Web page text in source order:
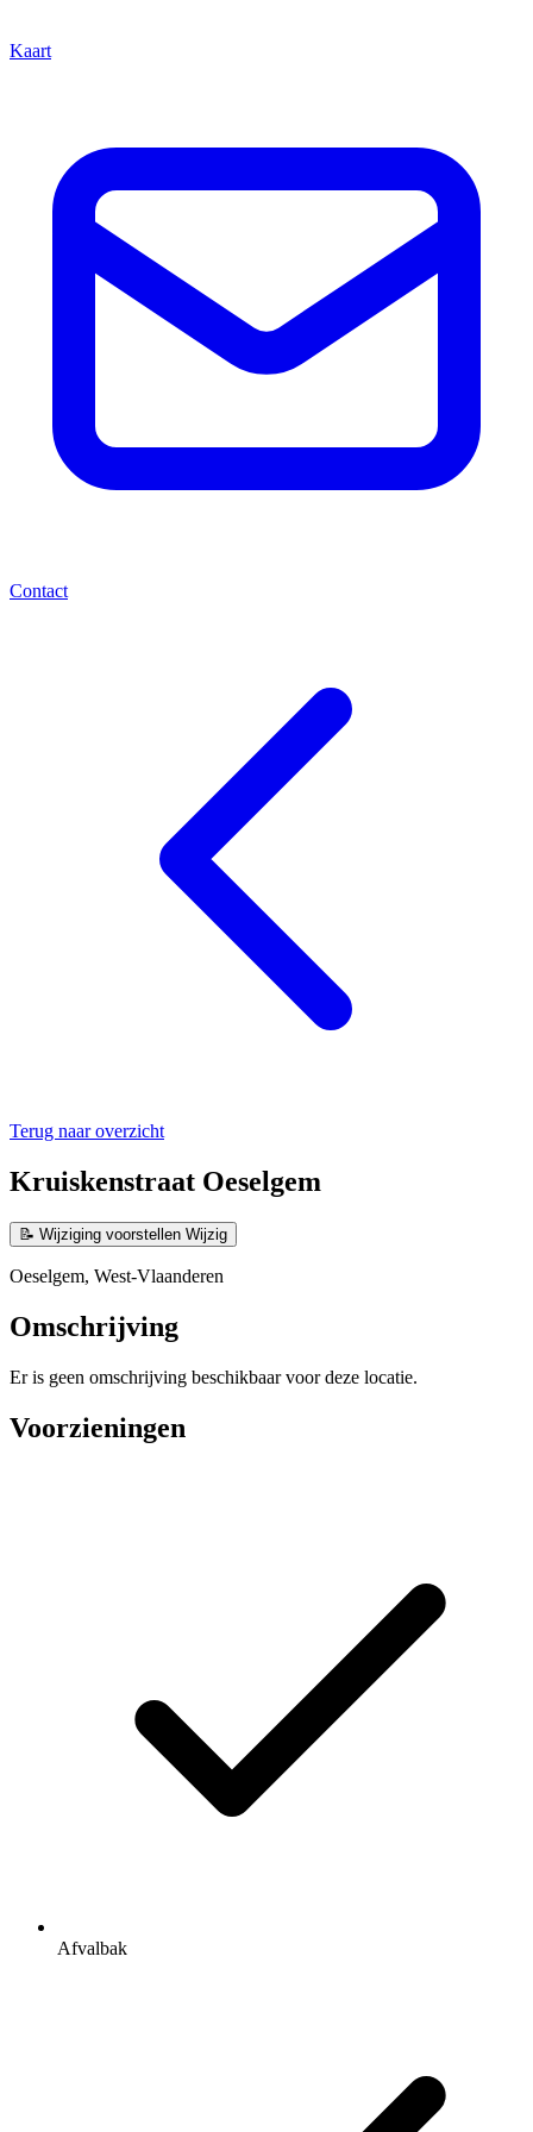
Kaart
Contact
Terug naar overzicht
Kruiskenstraat Oeselgem
📝 Wijziging voorstellen Wijzig
Oeselgem, West-Vlaanderen
Omschrijving
Er is geen omschrijving beschikbaar voor deze locatie.
Voorzieningen
Afvalbak